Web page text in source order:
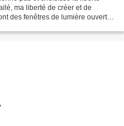
ma liberté de créer et de
des fenêtres de lumière ouvertes